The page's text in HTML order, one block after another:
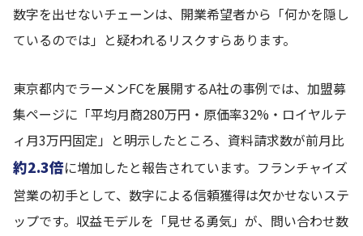
数字を出せないチェーンは、開業希望者から「何かを隠し
ているのでは」と疑われるリスクすらあります。
東京都内でラーメンFCを展開するA社の事例では、加盟募
集ページに「平均月商280万円・原価率32%・ロイヤルテ
ィ月3万円固定」と明示したところ、資料請求数が前月比
約2.3倍に増加したと報告されています。フランチャイズ
営業の初手として、数字による信頼獲得は欠かせないステ
ップです。収益モデルを「見せる勇気」が、問い合わせ数